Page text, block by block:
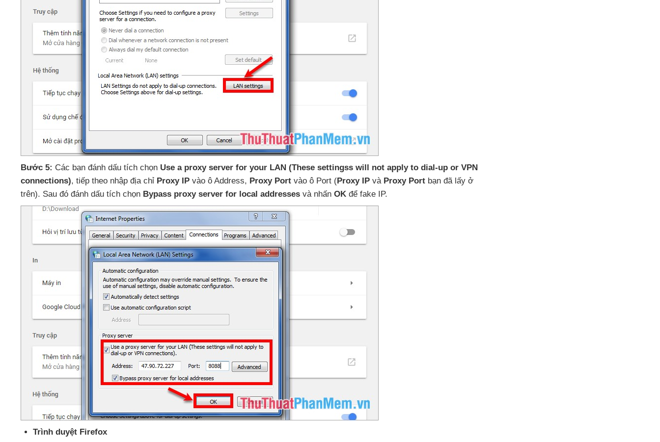
Bước 5: Các bạn đánh dấu tích chọn Use a proxy server for your LAN (These settingss will not apply to dial-up or VPN
connections), tiếp theo nhập địa chỉ Proxy IP vào ô Address, Proxy Port vào ô Port (Proxy IP và Proxy Port bạn đã lấy ở
trên). Sau đó đánh dấu tích chọn Bypass proxy server for local addresses và nhấn OK để fake IP.
Trình duyệt Firefox